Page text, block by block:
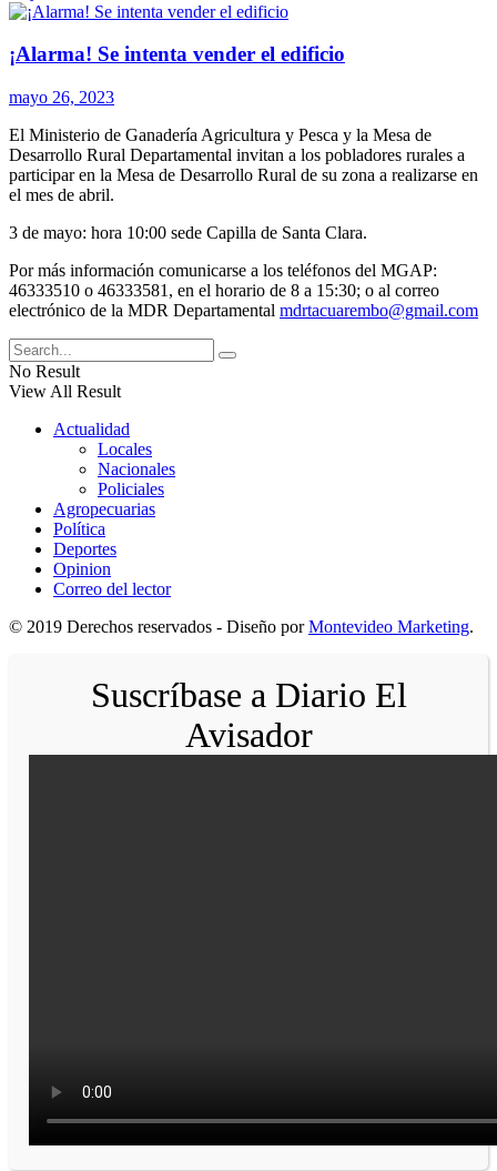
¡Alarma! Se intenta vender el edificio
mayo 26, 2023
El Ministerio de Ganadería Agricultura y Pesca y la Mesa de
Desarrollo Rural Departamental invitan a los pobladores rurales a
participar en la Mesa de Desarrollo Rural de su zona a realizarse en
el mes de abril.
3 de mayo: hora 10:00 sede Capilla de Santa Clara.
Por más información comunicarse a los teléfonos del MGAP:
46333510 o 46333581, en el horario de 8 a 15:30; o al correo
electrónico de la MDR Departamental mdrtacuarembo@gmail.com
No Result
View All Result
Actualidad
Locales
Nacionales
Policiales
Agropecuarias
Política
Deportes
Opinion
Correo del lector
© 2019 Derechos reservados - Diseño porMontevideo Marketing.
Suscríbase a Diario El
Avisador